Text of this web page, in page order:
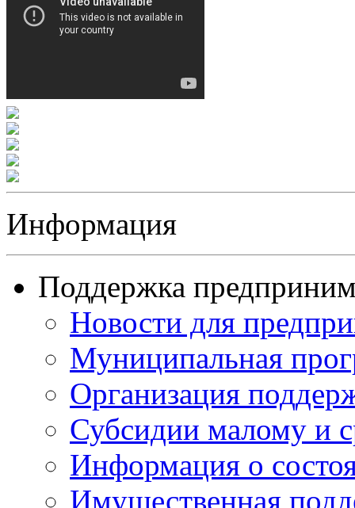
Информация
Поддержка
Новости для
Муниципальная
Организация
Субсидии малому и
Информация о
Имущественная